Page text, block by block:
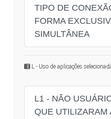
TIPO DE
FORMA
SIMULTÂNEA
L - Uso de aplicações
L1 - NÃO
QUE UTILIZARAM